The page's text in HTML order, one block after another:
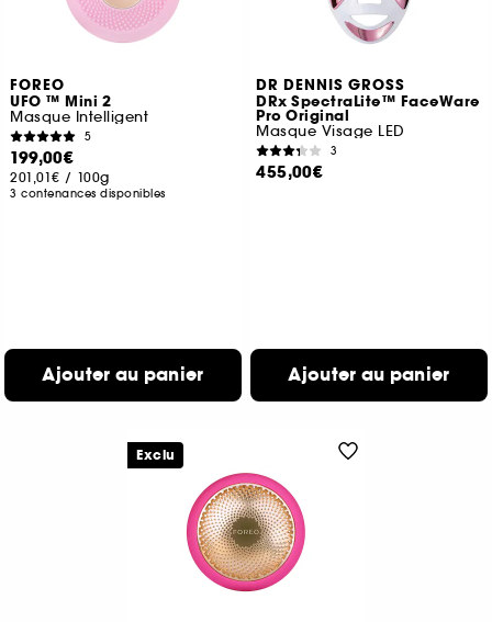
FOREO
UFO ™ Mini 2
Masque Intelligent
5
199,00€
201,01€ / 100g
3 contenances disponibles
Ajouter au panier
DR DENNIS GROSS
DRx SpectraLite™ FaceWare
Pro Original
Masque Visage LED
3
455,00€
Ajouter au panier
Exclu